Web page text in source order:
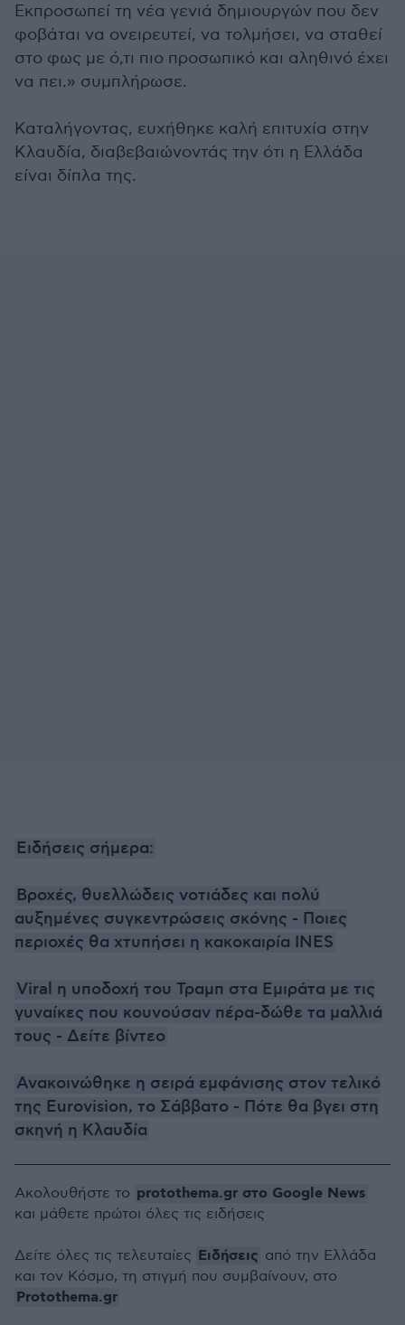
Εκπροσωπεί τη νέα γενιά δημιουργών που δεν
φοβάται να ονειρευτεί, να τολμήσει, να σταθεί
στο φως με ό,τι πιο προσωπικό και αληθινό έχει
να πει.» συμπλήρωσε.
Καταλήγοντας, ευχήθηκε καλή επιτυχία στην
Κλαυδία, διαβεβαιώνοντάς την ότι η Ελλάδα
είναι δίπλα της.
Ειδήσεις σήμερα:
Βροχές, θυελλώδεις νοτιάδες και πολύ
αυξημένες συγκεντρώσεις σκόνης - Ποιες
περιοχές θα χτυπήσει η κακοκαιρία INES
Viral η υποδοχή του Τραμπ στα Εμιράτα με τις
γυναίκες που κουνούσαν πέρα-δώθε τα μαλλιά
τους - Δείτε βίντεο
Ανακοινώθηκε η σειρά εμφάνισης στον τελικό
της Eurovision, το Σάββατο - Πότε θα βγει στη
σκηνή η Κλαυδία
Ακολουθήστε το protothema.gr στο Google News
και μάθετε πρώτοι όλες τις ειδήσεις
Δείτε όλες τις τελευταίες Ειδήσεις από την Ελλάδα
και τον Κόσμο, τη στιγμή που συμβαίνουν, στο
Protothema.gr